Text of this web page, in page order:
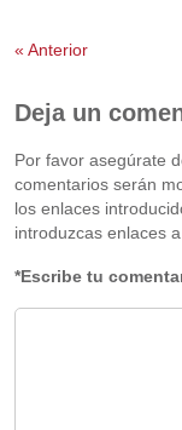
« Anterior
Deja un
Por favor asegúrate
comentarios serán
los enlaces
introduzcas enlaces
*Escribe tu